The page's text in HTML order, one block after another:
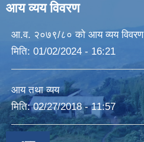
आय व्यय विवरण
आ.व. २०७९/८० को आय व्यय विवरण
मिति: 01/02/2024 - 16:21
आय तथा व्यय
मिति:02/27/2018 - 11:57